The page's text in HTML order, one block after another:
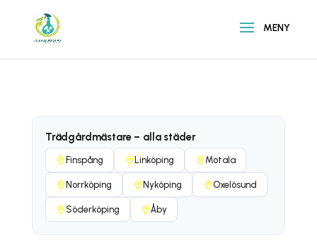
Trädgårdmästare – alla städer
Finspång Linköping Motala
Norrköping Nyköping Oxelösund
Söderköping Åby